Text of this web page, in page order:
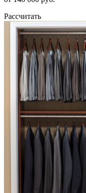
Рассчитать